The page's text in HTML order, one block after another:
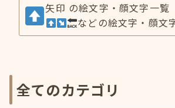
矢印 の絵文字・顔文字一覧
などの絵文字・顔文
全てのカテゴリ